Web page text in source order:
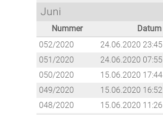
Juni
Nummer Datum
052/2020
24.06.2020 23:45
051/2020
24.06.2020 07:55
050/2020
15.06.2020 17:44
049/2020
15.06.2020 16:52
048/2020
15.06.2020 11:26